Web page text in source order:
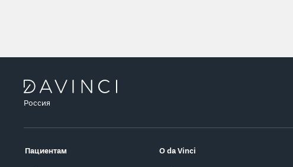
Россия
Пациентам О da Vinci